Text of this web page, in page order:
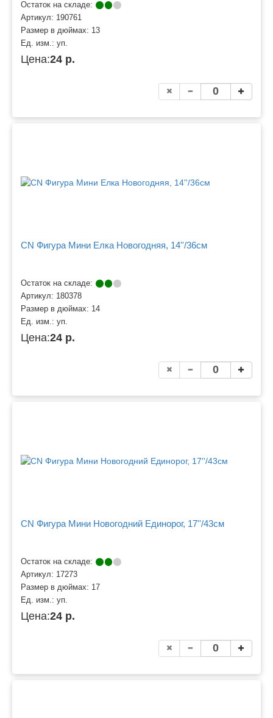
Остаток на складе:
Артикул: 190761
Размер в дюймах: 13
Ед. изм.: уп.
Цена:24 р.
CN Фигура Мини Елка Новогодняя, 14''/36см
Остаток на складе:
Артикул: 180378
Размер в дюймах: 14
Ед. изм.: уп.
Цена:24 р.
CN Фигура Мини Новогодний Единорог, 17''/43см
Остаток на складе:
Артикул: 17273
Размер в дюймах: 17
Ед. изм.: уп.
Цена:24 р.